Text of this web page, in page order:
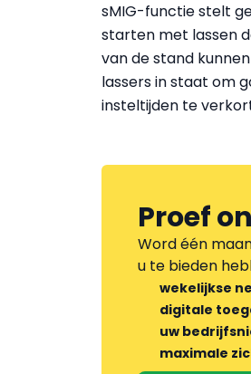
sMIG-functie stelt
starten met lassen
van de stand
lassers in staat om
insteltijden te
Proef
Word één
u te bieden
wekelijkse
digitale
uw
maximale